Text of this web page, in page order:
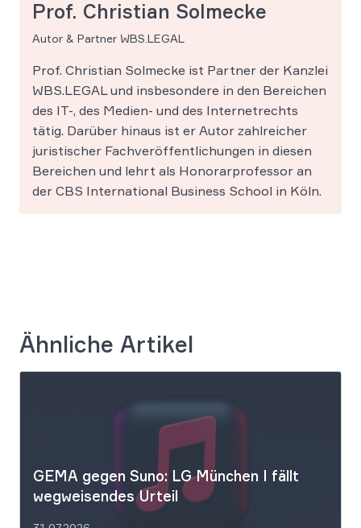
Prof. Christian Solmecke
Autor & Partner WBS.LEGAL
Prof. Christian Solmecke ist Partner der Kanzlei
WBS.LEGAL und insbesondere in den Bereichen
des IT-, des Medien- und des Internetrechts
tätig. Darüber hinaus ist er Autor zahlreicher
juristischer Fachveröffentlichungen in diesen
Bereichen und lehrt als Honorarprofessor an
der CBS International Business School in Köln.
Ähnliche Artikel
GEMA gegen Suno: LG München I fällt
wegweisendes Urteil